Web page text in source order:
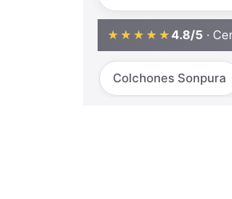
★★★★★4.8/5 ·
Colchones Sonpura